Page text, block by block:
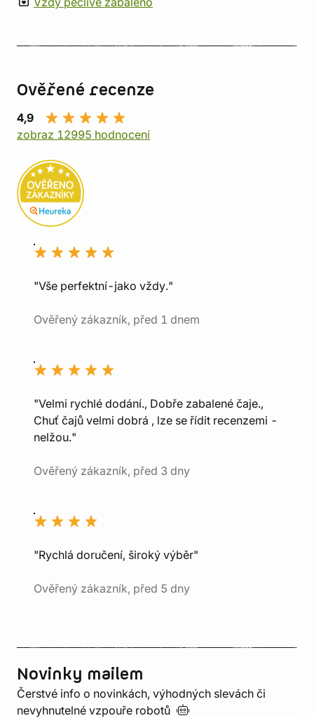
Ověřené recenze
4,9
zobraz 12995 hodnocení
"Vše perfektní-jako vždy."
Ověřený zákazník, před 1 dnem
"Velmi rychlé dodání., Dobře zabalené čaje.,
Chuť čajů velmi dobrá , lze se řídit recenzemi -
nelžou."
Ověřený zákazník, před 3 dny
"Rychlá doručení, široký výběr"
Ověřený zákazník, před 5 dny
Novinky mailem
Čerstvé info o novinkách, výhodných slevách či
nevyhnutelné vzpouře robotů